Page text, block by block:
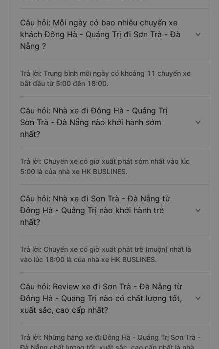
Câu hỏi: Mỗi ngày có bao nhiêu chuyến xe
khách Đông Hà - Quảng Trị đi Sơn Trà - Đà
Nẵng ?
Trả lời: Trung bình mỗi ngày có khoảng 11 chuyến xe
bắt đầu từ 5:00 đến 18:00.
Câu hỏi: Nhà xe đi Đông Hà - Quảng Trị
Sơn Trà - Đà Nẵng nào khởi hành sớm
nhất?
Trả lời: Chuyến xe có giờ xuất phát sớm nhất vào lúc
5:00 là của nhà xe HK BUSLINES.
Câu hỏi: Nhà xe đi Sơn Trà - Đà Nẵng từ
Đông Hà - Quảng Trị nào khởi hành trễ
nhất?
Trả lời: Chuyến xe có giờ xuất phát trễ (muộn) nhất là
vào lúc 18:00 là của nhà xe HK BUSLINES.
Câu hỏi: Review xe đi Sơn Trà - Đà Nẵng từ
Đông Hà - Quảng Trị nào có chất lượng tốt,
xuất sắc, cao cấp nhất?
Trả lời: Những hãng xe đi Đông Hà - Quảng Trị Sơn Trà -
Đà Nẵng chất lượng tốt, xuất sắc, cao cấp nhất là nhà